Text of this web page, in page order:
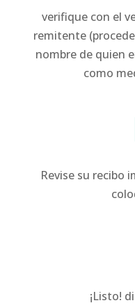
verifique con el
remitente
nombre de quien
como
Revise su recibo
¡Listo!